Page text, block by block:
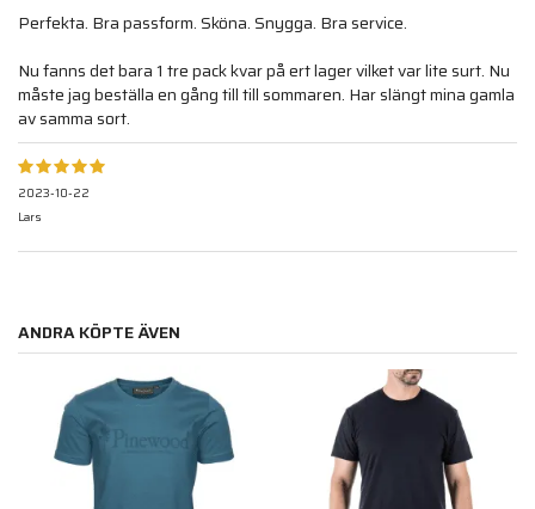
Perfekta. Bra passform. Sköna. Snygga. Bra service.
Nu fanns det bara 1 tre pack kvar på ert lager vilket var lite surt. Nu
måste jag beställa en gång till till sommaren. Har slängt mina gamla
av samma sort.
2023-10-22
Lars
ANDRA KÖPTE ÄVEN